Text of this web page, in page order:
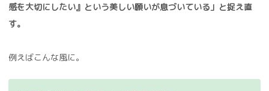
感を大切にしたい』という美しい願いが息づいている」と捉え直
す。
例えばこんな風に。